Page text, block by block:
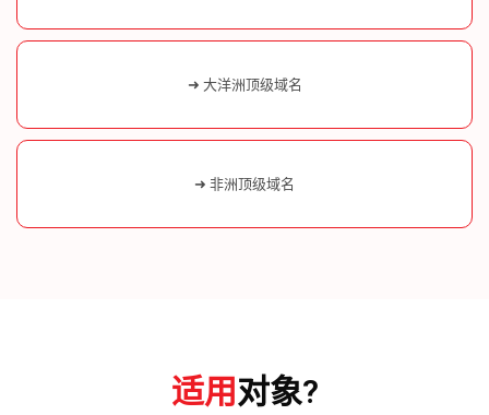
➜ 大洋洲顶级域名
➜ 非洲顶级域名
适用 对象?